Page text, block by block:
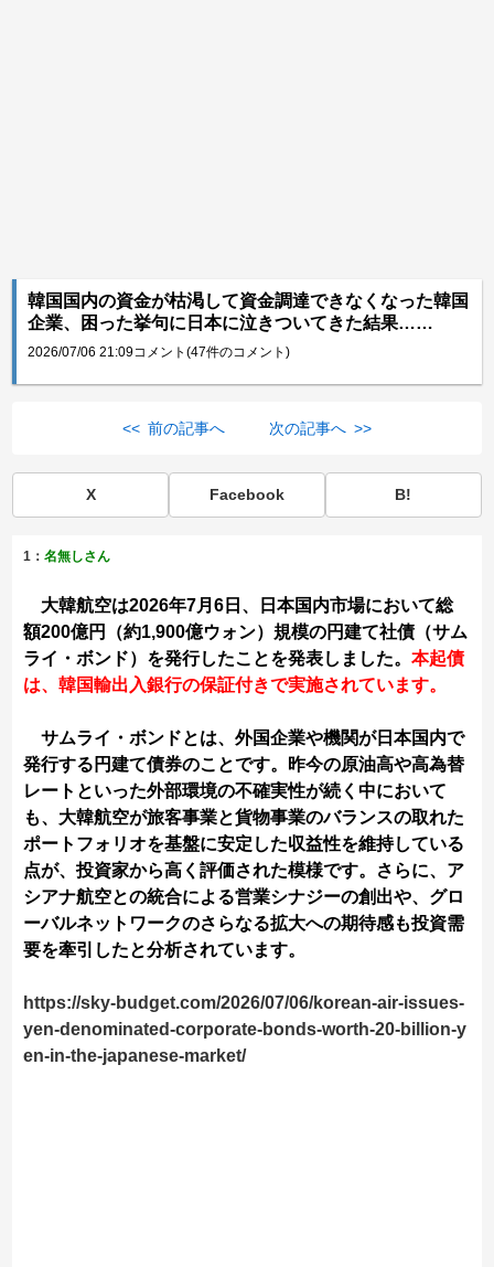
韓国国内の資金が枯渇して資金調達できなくなった韓国
企業、困った挙句に日本に泣きついてきた結果……
2026/07/06 21:09コメント(47件のコメント)
<< 前の記事へ 次の記事へ >>
X Facebook B!
1：名無しさん
大韓航空は2026年7月6日、日本国内市場において総
額200億円（約1,900億ウォン）規模の円建て社債（サム
ライ・ボンド）を発行したことを発表しました。本起債
は、韓国輸出入銀行の保証付きで実施されています。
サムライ・ボンドとは、外国企業や機関が日本国内で
発行する円建て債券のことです。昨今の原油高や高為替
レートといった外部環境の不確実性が続く中において
も、大韓航空が旅客事業と貨物事業のバランスの取れた
ポートフォリオを基盤に安定した収益性を維持している
点が、投資家から高く評価された模様です。さらに、ア
シアナ航空との統合による営業シナジーの創出や、グロ
ーバルネットワークのさらなる拡大への期待感も投資需
要を牽引したと分析されています。
https://sky-budget.com/2026/07/06/korean-air-issues-
yen-denominated-corporate-bonds-worth-20-billion-y
en-in-the-japanese-market/